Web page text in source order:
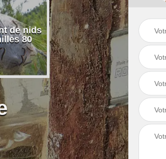
de nids
80
Dessouchage arbre
et haie 80